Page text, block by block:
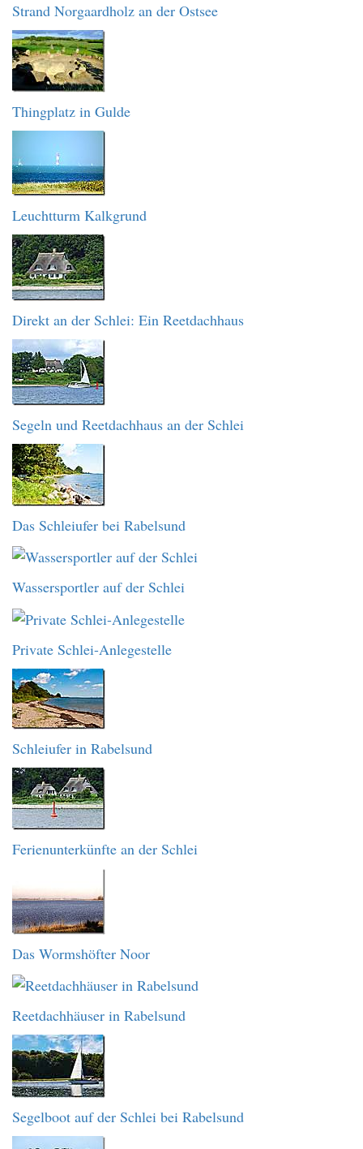
Strand Norgaardholz an der Ostsee
Thingplatz in Gulde
Leuchtturm Kalkgrund
Direkt an der Schlei: Ein Reetdachhaus
Segeln und Reetdachhaus an der Schlei
Das Schleiufer bei Rabelsund
Wassersportler auf der Schlei
Private Schlei-Anlegestelle
Schleiufer in Rabelsund
Ferienunterkünfte an der Schlei
Das Wormshöfter Noor
Reetdachhäuser in Rabelsund
Segelboot auf der Schlei bei Rabelsund